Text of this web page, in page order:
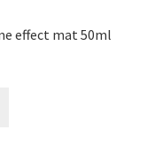
effect mat 50ml